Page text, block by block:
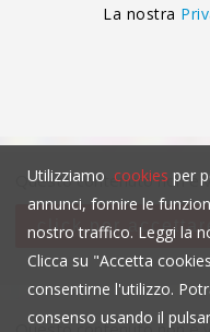
La nostra
Questo contenuto non è
click per
Utilizziamo cookies per
annunci, fornire le
nostro traffico. Leggi la
Clicca su "Accetta
consentirne l'utilizzo.
consenso usando il